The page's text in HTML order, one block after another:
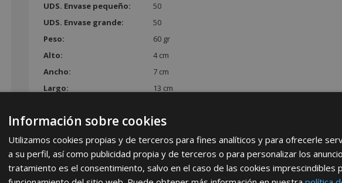
UDS. Envase pequeño:
50
UDS. Envase grande:
50
Peso:
60 gr
Alto:
4 cm
Ancho:
7 cm
Largo:
13 cm
Información sobre cookies
Utilizamos cookies propias y de terceros para fines analíticos y para ofrecerle
a su perfil, así como publicidad propia y de terceros o para personalizar los
tratamiento es el consentimiento, salvo en el caso de las cookies imprescindibles